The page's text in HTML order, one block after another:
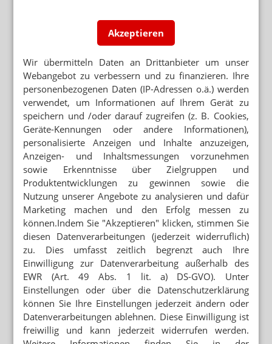
Akzeptieren
Wir übermitteln Daten an Drittanbieter um unser
Webangebot zu verbessern und zu finanzieren. Ihre
personenbezogenen Daten (IP-Adressen o.ä.) werden
verwendet, um Informationen auf Ihrem Gerät zu
speichern und /oder darauf zugreifen (z. B. Cookies,
Geräte-Kennungen oder andere Informationen),
personalisierte Anzeigen und Inhalte anzuzeigen,
Anzeigen- und Inhaltsmessungen vorzunehmen
sowie Erkenntnisse über Zielgruppen und
Produktentwicklungen zu gewinnen sowie die
Nutzung unserer Angebote zu analysieren und dafür
Marketing machen und den Erfolg messen zu
können.Indem Sie "Akzeptieren" klicken, stimmen Sie
diesen Datenverarbeitungen (jederzeit widerruflich)
zu. Dies umfasst zeitlich begrenzt auch Ihre
Einwilligung zur Datenverarbeitung außerhalb des
EWR (Art. 49 Abs. 1 lit. a) DS-GVO). Unter
Einstellungen oder über die Datenschutzerklärung
können Sie Ihre Einstellungen jederzeit ändern oder
Datenverarbeitungen ablehnen. Diese Einwilligung ist
freiwillig und kann jederzeit widerrufen werden.